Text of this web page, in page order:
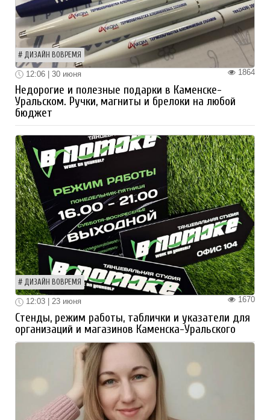
ДИЗАЙН ВОВРЕМЯ
1864
12:06 | 30 июня
Недорогие и полезные подарки в Каменске-
Уральском. Ручки, магниты и брелоки на любой
бюджет
ДИЗАЙН ВОВРЕМЯ
1670
12:03 | 23 июня
Стенды, режим работы, таблички и указатели для
организаций и магазинов Каменска-Уральского